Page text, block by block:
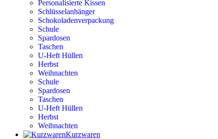
Personalisierte Kissen
Schlüsselanhänger
Schokoladenverpackung
Schule
Spardosen
Taschen
U-Heft Hüllen
Herbst
Weihnachten
Schule
Spardosen
Taschen
U-Heft Hüllen
Herbst
Weihnachten
Kurzwaren